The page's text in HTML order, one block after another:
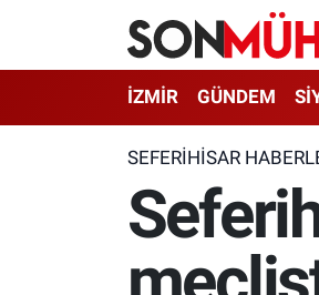
İZMİR GÜNDEM
SEFERIHISAR
İzmir Nöbetçi Eczaneler
İzmir Hava Durumu
İzmir Namaz Vakitleri
İzmir Trafik Yoğunluk Haritası